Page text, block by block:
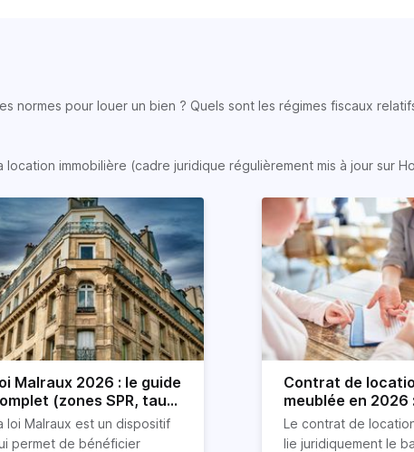
normes pour louer un bien ? Quels sont les régimes fiscaux
immobilière (cadre juridique régulièrement mis à jour sur
Malraux 2026 : le guide
(zones SPR, taux,
loi Malraux est un dispositif
permet de bénéficier
Contrat de
meublée en 2026
détaillé !
Le contrat de
lie juridiquement le